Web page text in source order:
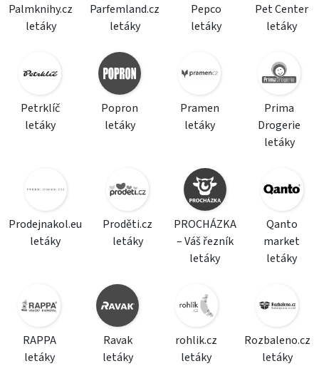
Palmknihy.cz
letáky
Parfemland.cz
letáky
Pepco
letáky
Pet Center
letáky
Petrklíč
letáky
Popron
letáky
Pramen
letáky
Prima
Drogerie
letáky
Prodejnakol.eu
letáky
Proděti.cz
letáky
PROCHÁZKA
– Váš řezník
letáky
Qanto
market
letáky
RAPPA
letáky
Ravak
letáky
rohlik.cz
letáky
Rozbaleno.cz
letáky